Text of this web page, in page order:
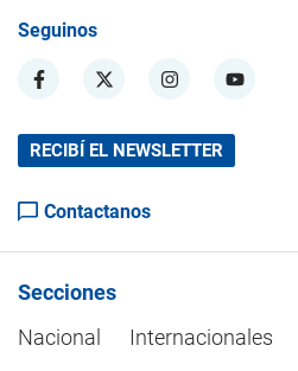
Seguinos
RECIBÍ EL NEWSLETTER
Contactanos
Secciones
Nacional
Internacionales